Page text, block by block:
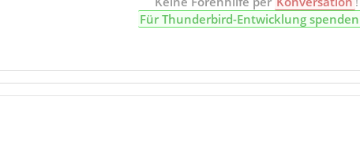
Für Thunderbird-Entwicklung spenden